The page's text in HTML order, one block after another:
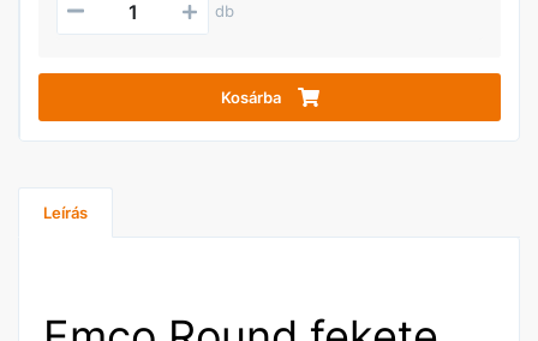
db
Kosárba
Leírás